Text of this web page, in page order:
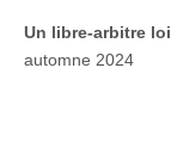
Un libre-arbitre
automne 2024